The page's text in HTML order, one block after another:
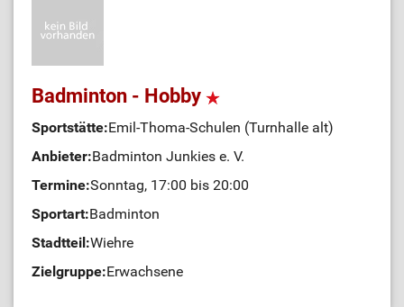
Badminton - Hobby
Sportstätte:Emil-Thoma-Schulen (Turnhalle alt)
Anbieter:Badminton Junkies e. V.
Termine:Sonntag, 17:00 bis 20:00
Sportart:Badminton
Stadtteil:Wiehre
Zielgruppe:Erwachsene